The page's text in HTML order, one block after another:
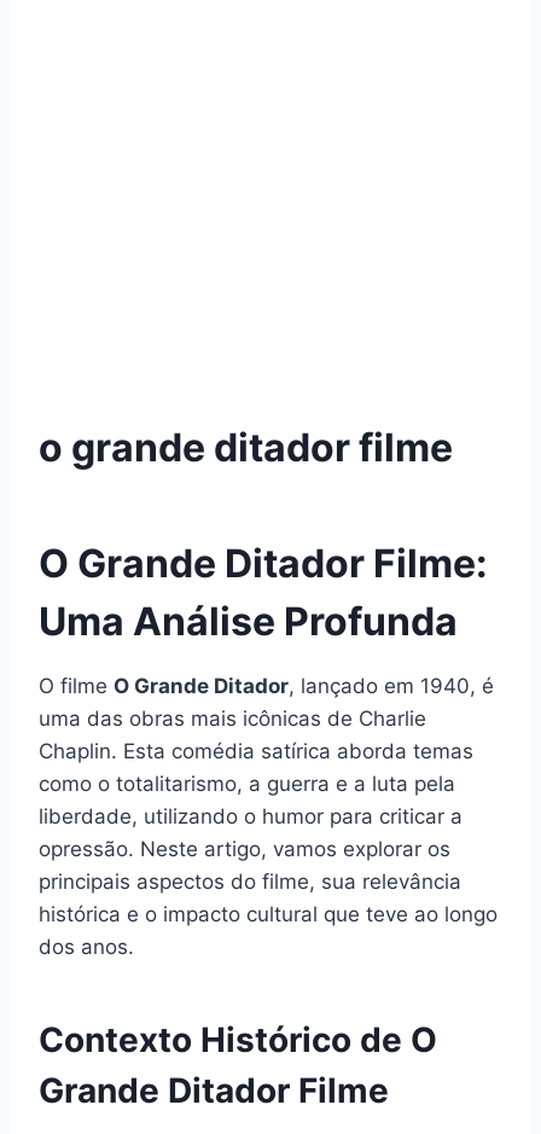
o grande ditador filme
O Grande Ditador Filme:
Uma Análise Profunda
O filme O Grande Ditador, lançado em 1940, é
uma das obras mais icônicas de Charlie
Chaplin. Esta comédia satírica aborda temas
como o totalitarismo, a guerra e a luta pela
liberdade, utilizando o humor para criticar a
opressão. Neste artigo, vamos explorar os
principais aspectos do filme, sua relevância
histórica e o impacto cultural que teve ao longo
dos anos.
Contexto Histórico de O
Grande Ditador Filme